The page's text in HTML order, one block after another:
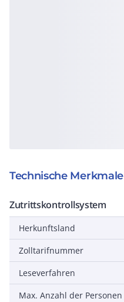
Technische Merkmale
Zutrittskontrollsystem
Herkunftsland
Zolltarifnummer
Leseverfahren
Max. Anzahl der Personen